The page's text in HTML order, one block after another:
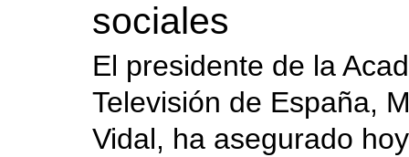
sociales
El presidente de la
Televisión de España,
Vidal, ha asegurado